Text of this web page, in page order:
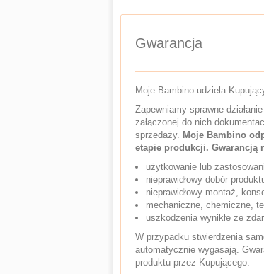
Gwarancja
Moje Bambino udziela
Zapewniamy sprawne
załączonej do nich
sprzedaży. Moje Bambino
etapie produkcji. Gwarancją
użytkowanie lub
nieprawidłowy dobór
nieprawidłowy montaż,
mechaniczne, chemiczne,
uszkodzenia wynikłe ze
W przypadku stwierdzenia
automatycznie wygasają.
produktu przez Kupującego.